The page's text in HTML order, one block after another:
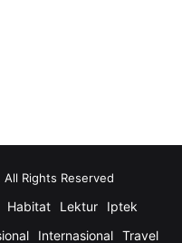
penting, namun
untuk
meskipun menerima
terjadi serangan siber
Rights Reserved
Habitat Lektur
Iptek
Internasional Travel